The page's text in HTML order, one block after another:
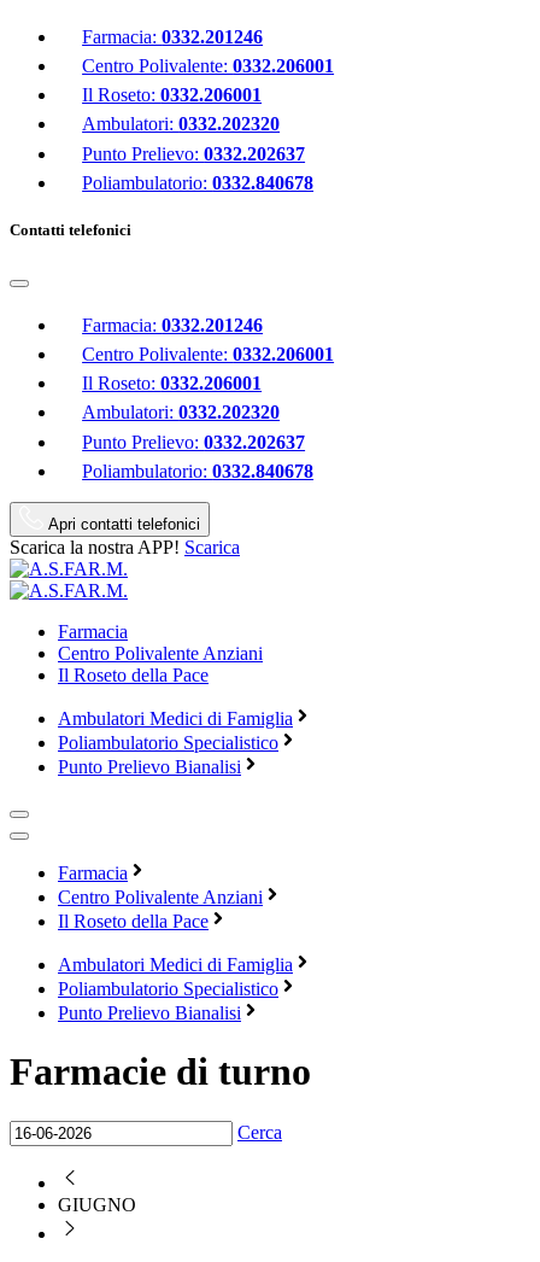
Farmacia:0332.201246
Centro Polivalente:0332.206001
Il Roseto:0332.206001
Ambulatori:0332.202320
Punto Prelievo:0332.202637
Poliambulatorio:0332.840678
Contatti telefonici
Farmacia:0332.201246
Centro Polivalente:0332.206001
Il Roseto:0332.206001
Ambulatori:0332.202320
Punto Prelievo:0332.202637
Poliambulatorio:0332.840678
Apri contatti telefonici
Scarica la nostra APP! Scarica
Farmacia
Centro Polivalente Anziani
Il Roseto della Pace
Ambulatori Medici di Famiglia
Poliambulatorio Specialistico
Punto Prelievo Bianalisi
Farmacia
Centro Polivalente Anziani
Il Roseto della Pace
Ambulatori Medici di Famiglia
Poliambulatorio Specialistico
Punto Prelievo Bianalisi
Farmacie di turno
Cerca
GIUGNO